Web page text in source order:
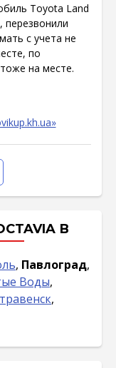
Toyota Land
перезвонили
с учета не
по
на месте.
В
, Павлоград,
Воды,
,